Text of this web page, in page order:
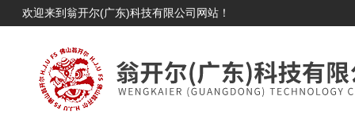
欢迎来到翁开尔(广东)科技有限公司网站！